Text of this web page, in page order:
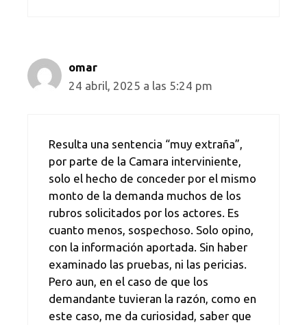
omar
24 abril, 2025 a las 5:24 pm
Resulta una sentencia “muy extraña”,
por parte de la Camara interviniente,
solo el hecho de conceder por el mismo
monto de la demanda muchos de los
rubros solicitados por los actores. Es
cuanto menos, sospechoso. Solo opino,
con la información aportada. Sin haber
examinado las pruebas, ni las pericias.
Pero aun, en el caso de que los
demandante tuvieran la razón, como en
este caso, me da curiosidad, saber que